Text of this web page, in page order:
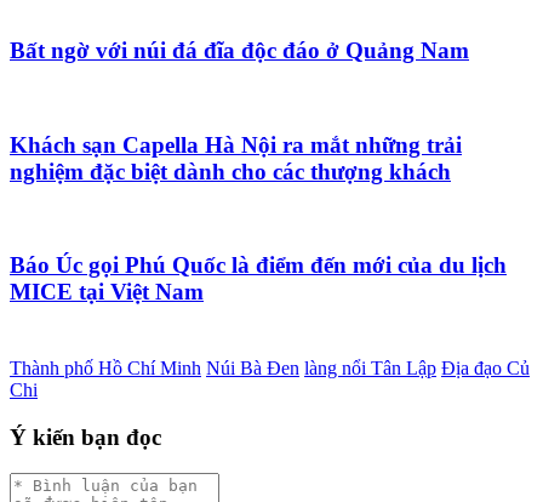
Bất ngờ với núi đá đĩa độc đáo ở Quảng Nam
Khách sạn Capella Hà Nội ra mắt những trải
nghiệm đặc biệt dành cho các thượng khách
Báo Úc gọi Phú Quốc là điểm đến mới của du lịch
MICE tại Việt Nam
Thành phố Hồ Chí Minh Núi Bà Đen làng nổi Tân Lập Địa đạo Củ
Chi
Ý kiến bạn đọc